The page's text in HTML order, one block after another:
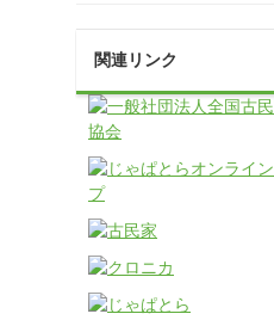
関連リンク